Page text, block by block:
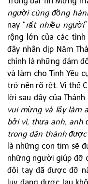
người cùng đồng
nay “rất nhiều người
rộng lớn của các
đây nhân dịp Năm
chính là những đám
và làm cho Tình Yêu
trở nên rõ rệt. Vì thế
lời sau đây của
vui mừng và lấy làm
bởi vì, thưa anh, anh
trong dân thánh
là những con tim sẽ
những người giúp đỡ
đôi tay đã được đỡ